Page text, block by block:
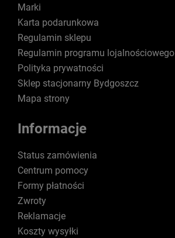
Marki
Karta podarunkowa
Regulamin sklepu
Regulamin programu lojalnościowego
Polityka prywatności
Sklep stacjonarny Bydgoszcz
Mapa strony
Informacje
Status zamówienia
Centrum pomocy
Formy płatności
Zwroty
Reklamacje
Koszty wysyłki